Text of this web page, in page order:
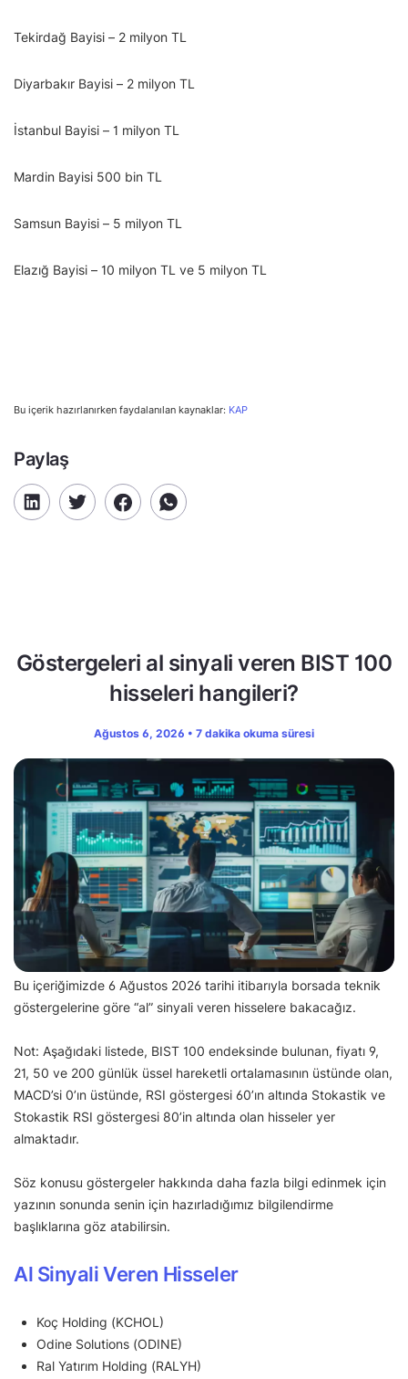
Tekirdağ Bayisi – 2 milyon TL
Diyarbakır Bayisi – 2 milyon TL
İstanbul Bayisi – 1 milyon TL
Mardin Bayisi 500 bin TL
Samsun Bayisi – 5 milyon TL
Elazığ Bayisi – 10 milyon TL ve 5 milyon TL
Bu içerik hazırlanırken faydalanılan kaynaklar: KAP
Paylaş
Göstergeleri al sinyali veren BIST 100
hisseleri hangileri?
Ağustos 6, 2026 • 7 dakika okuma süresi
Bu içeriğimizde 6 Ağustos 2026 tarihi itibarıyla borsada teknik
göstergelerine göre “al” sinyali veren hisselere bakacağız.
Not: Aşağıdaki listede, BIST 100 endeksinde bulunan, fiyatı 9,
21, 50 ve 200 günlük üssel hareketli ortalamasının üstünde olan,
MACD’si 0’ın üstünde, RSI göstergesi 60’ın altında Stokastik ve
Stokastik RSI göstergesi 80’in altında olan hisseler yer
almaktadır.
Söz konusu göstergeler hakkında daha fazla bilgi edinmek için
yazının sonunda senin için hazırladığımız bilgilendirme
başlıklarına göz atabilirsin.
Al Sinyali Veren Hisseler
Koç Holding (KCHOL)
Odine Solutions (ODINE)
Ral Yatırım Holding (RALYH)